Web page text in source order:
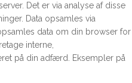
Det er via analyse af disse
Data opsamles via
data om din browser for
interne,
på din adfærd. Eksempler på